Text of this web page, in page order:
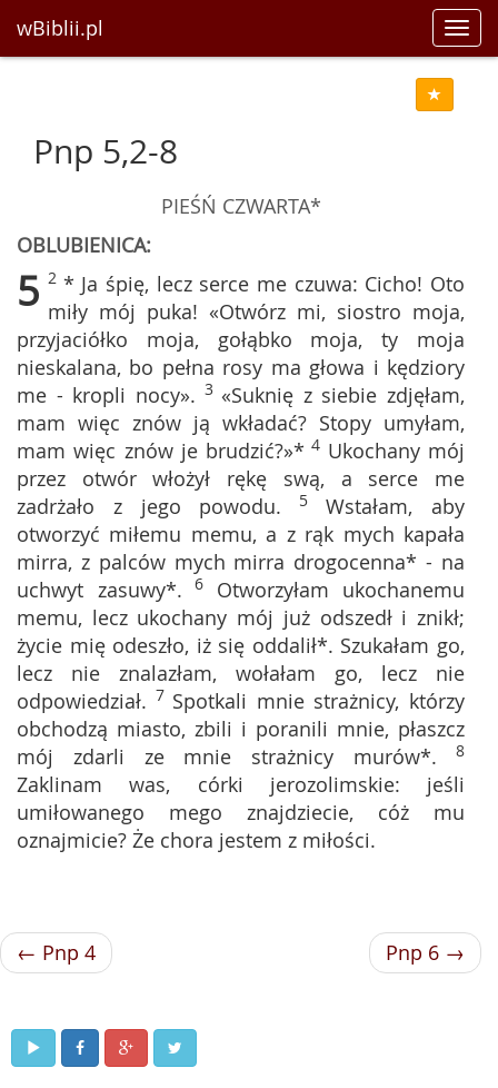
wBiblii.pl
Pnp 5,2-8
PIEŚŃ CZWARTA*
OBLUBIENICA:
5 2 * Ja śpię, lecz serce me czuwa: Cicho! Oto
miły mój puka! «Otwórz mi, siostro moja,
przyjaciółko moja, gołąbko moja, ty moja
nieskalana, bo pełna rosy ma głowa i kędziory
me - kropli nocy». 3 «Suknię z siebie zdjęłam,
mam więc znów ją wkładać? Stopy umyłam,
mam więc znów je brudzić?»* 4 Ukochany mój
przez otwór włożył rękę swą, a serce me
zadrżało z jego powodu. 5Wstałam, aby
otworzyć miłemu memu, a z rąk mych kapała
mirra, z palców mych mirra drogocenna* - na
uchwyt zasuwy*. 6 Otworzyłam ukochanemu
memu, lecz ukochany mój już odszedł i znikł;
życie mię odeszło, iż się oddalił*. Szukałam go,
lecz nie znalazłam, wołałam go, lecz nie
odpowiedział. 7 Spotkali mnie strażnicy, którzy
obchodzą miasto, zbili i poranili mnie, płaszcz
mój zdarli ze mnie strażnicy murów*. 8
Zaklinam was, córki jerozolimskie: jeśli
umiłowanego mego znajdziecie, cóż mu
oznajmicie? Że chora jestem z miłości.
← Pnp 4 Pnp 6 →